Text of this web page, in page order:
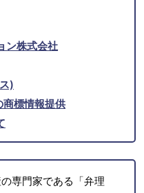
ン株式会社
)
標情報提供
専門家である「弁理